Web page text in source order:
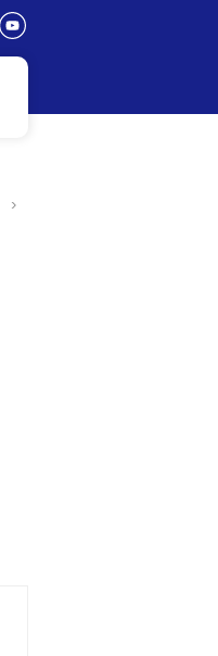
>